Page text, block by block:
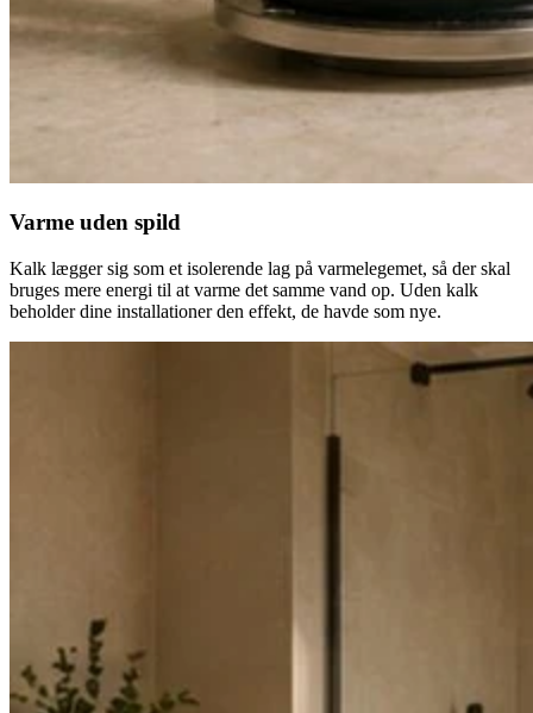
Varme uden spild
Kalk lægger sig som et isolerende lag på varmelegemet, så der skal
bruges mere energi til at varme det samme vand op. Uden kalk
beholder dine installationer den effekt, de havde som nye.